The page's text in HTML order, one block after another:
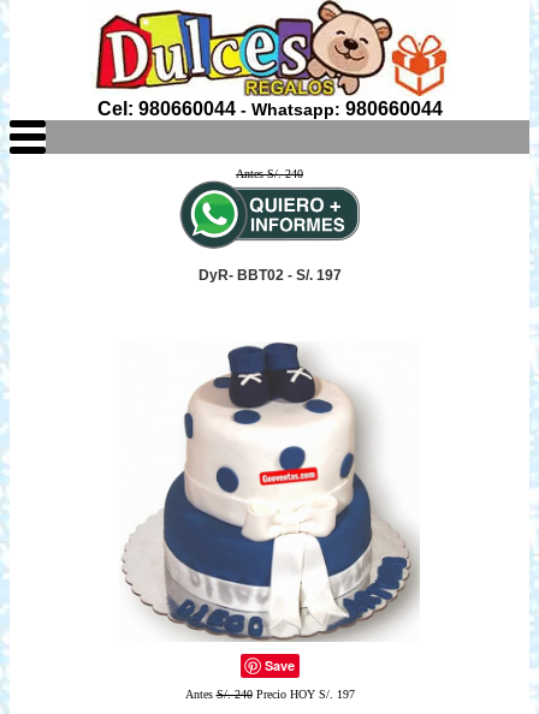
Cel: 980660044- Whatsapp: 980660044
Antes S/. 240
DyR- BBT02 - S/. 197
Save
AntesS/. 240Precio HOY S/. 197